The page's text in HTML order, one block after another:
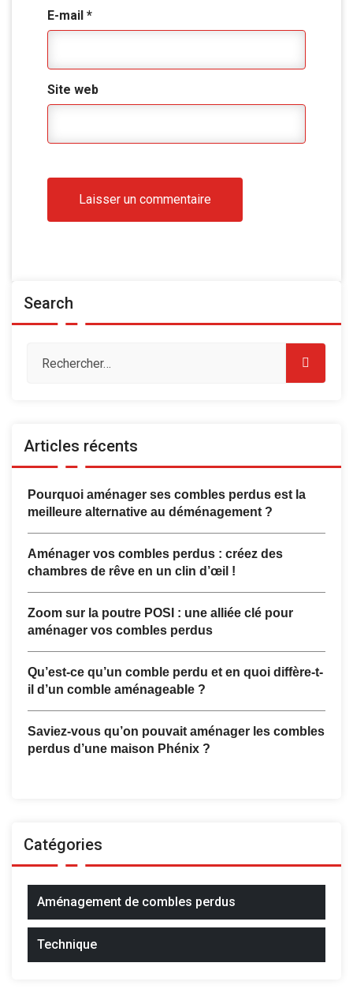
E-mail *
Site web
Search
Articles récents
Pourquoi aménager ses combles perdus est la
meilleure alternative au déménagement ?
Aménager vos combles perdus : créez des
chambres de rêve en un clin d’œil !
Zoom sur la poutre POSI : une alliée clé pour
aménager vos combles perdus
Qu’est-ce qu’un comble perdu et en quoi diffère-t-
il d’un comble aménageable ?
Saviez-vous qu’on pouvait aménager les combles
perdus d’une maison Phénix ?
Catégories
Aménagement de combles perdus
Technique